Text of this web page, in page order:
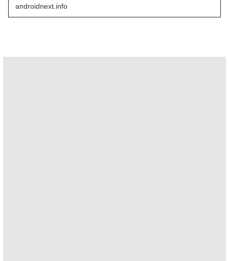
androidnext.info